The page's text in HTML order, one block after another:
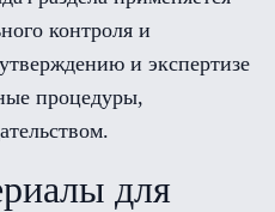
контроля и
и экспертизе
процедуры,
для